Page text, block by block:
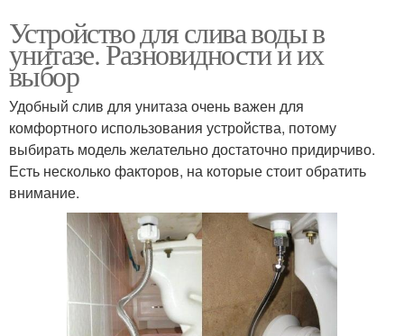
Устройство для слива воды в
унитазе. Разновидности и их
выбор
Удобный слив для унитаза очень важен для
комфортного использования устройства, потому
выбирать модель желательно достаточно придирчиво.
Есть несколько факторов, на которые стоит обратить
внимание.